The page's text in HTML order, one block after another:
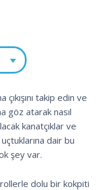
takip edin ve
göz atarak nasıl
kanatçıklar ve
dair bu
şey var.
dolu bir kokpiti